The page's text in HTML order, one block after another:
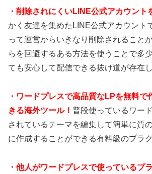
・ 削除されにくいLINE公式アカウント
かく友達を集めたLINE公式アカウント
って運営からいきなり削除されること
らを回避するある方法を使うことで多
ても安心して配信できる抜け道が存在し
・ ワードプレスで高品質なLPを無料で
きる海外ツール！ 普段使っているワー
されているテーマを編集して簡単に質
に作成することができる有料級のプラ
・ 他人がワードプレスで使っているプ